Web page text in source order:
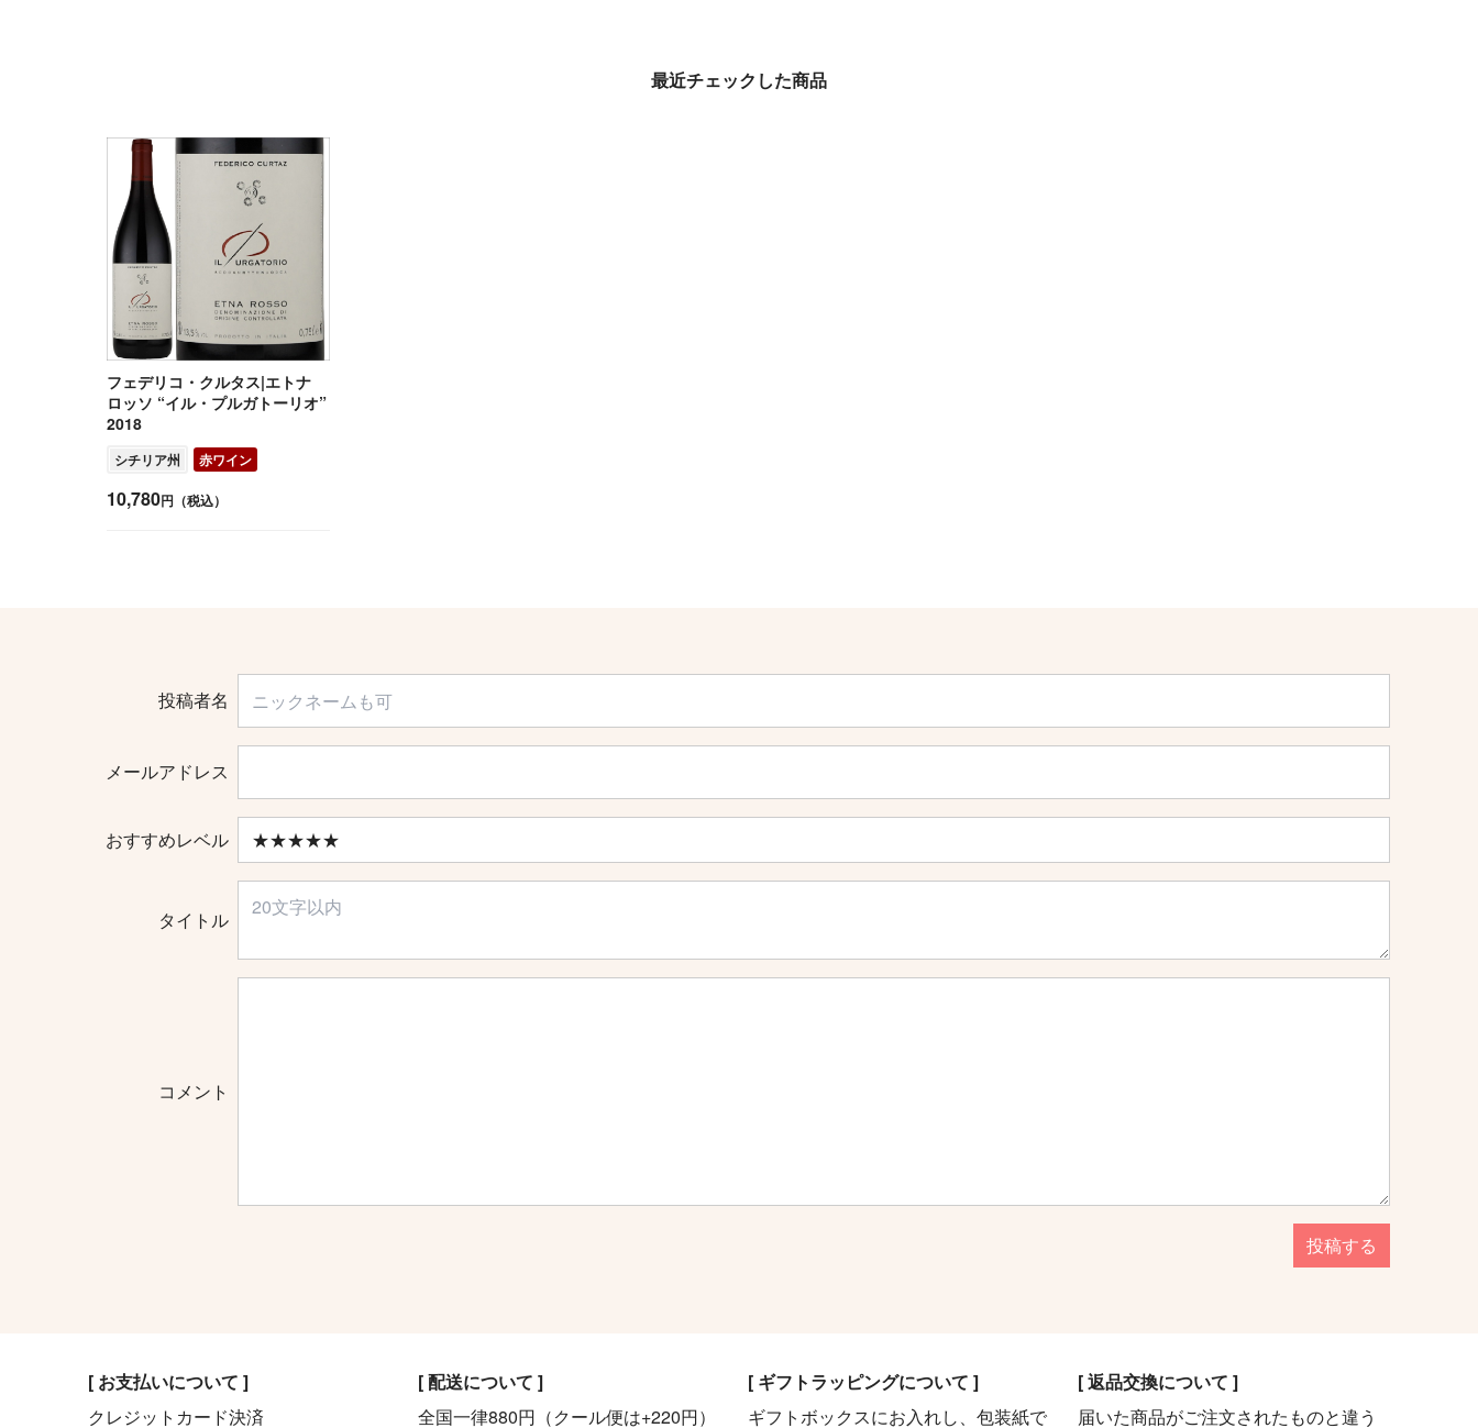
最近チェックした商品
フェデリコ・クルタス|エトナ
ロッソ “イル・プルガトーリオ”
2018
シチリア州 赤ワイン
10,780円（税込）
投稿者名
メールアドレス
おすすめレベル
タイトル
コメント
投稿する
[ お支払いについて ]
クレジットカード決済
[ 配送について ]
全国一律880円（クール便は+220円）
[ ギフトラッピングについて ]
ギフトボックスにお入れし、包装紙で
[ 返品交換について ]
届いた商品がご注文されたものと違う